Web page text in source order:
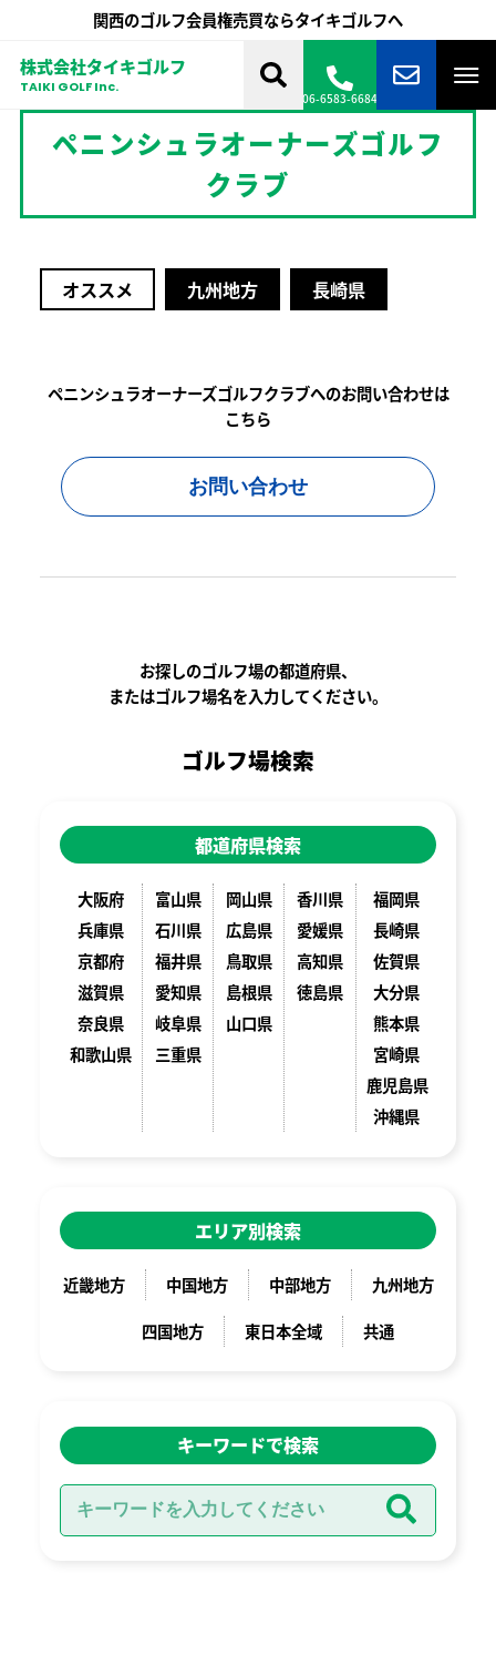
関西のゴルフ会員権売買ならタイキゴルフへ
株式会社タイキゴルフ
TAIKI GOLF Inc.
06-6583-6684
ペニンシュラオーナーズゴルフ
クラブ
オススメ 九州地方 長崎県
ペニンシュラオーナーズゴルフクラブへのお問い合わせは
こちら
お問い合わせ
お探しのゴルフ場の都道府県、
またはゴルフ場名を入力してください。
ゴルフ場検索
都道府県検索
大阪府
兵庫県
京都府
滋賀県
奈良県
和歌山県
富山県
石川県
福井県
愛知県
岐阜県
三重県
岡山県
広島県
鳥取県
島根県
山口県
香川県
愛媛県
高知県
徳島県
福岡県
長崎県
佐賀県
大分県
熊本県
宮崎県
鹿児島県
沖縄県
エリア別検索
近畿地方 中国地方 中部地方
九州地方
四国地方
東日本全域 共通
キーワードで検索